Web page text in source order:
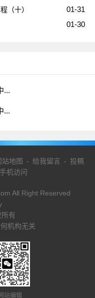
01-31
（十）
01-30
...
...
站地图 - 给我留言 - 投稿
手机访问
All Right Reserved
有
机构无关
站编辑